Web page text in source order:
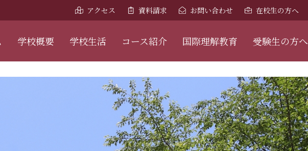
アクセス 資料請求 お問い合わせ 在校生の方へ
学校概要 学校生活 コース紹介 国際理解教育 受験生の方へ